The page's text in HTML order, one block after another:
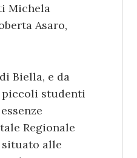
Michela
Asaro,
Biella, e da
piccoli studenti
Regionale
situato alle